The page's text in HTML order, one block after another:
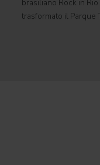
brasiliano Rock in
trasformato il Parque